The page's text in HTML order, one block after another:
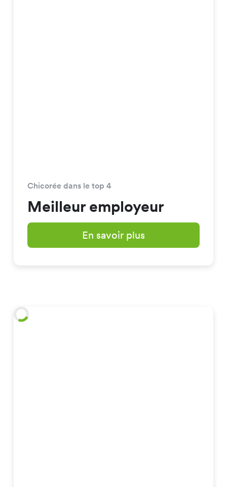
Chicorée dans le top 4
Meilleur employeur
En savoir plus